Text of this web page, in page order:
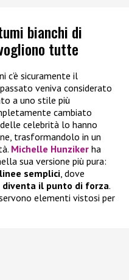
bianchi di
tutte
c’è sicuramente il
veniva considerato
a uno stile più
cambiato
celebrità lo hanno
trasformandolo in un
Michelle Hunziker ha
sua versione più pura:
semplici, dove
diventa il punto di forza.
elementi vistosi per